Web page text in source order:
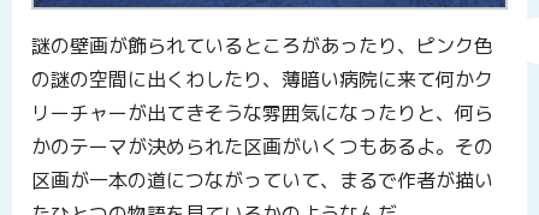
謎の壁画が飾られているところがあったり、ピンク色
の謎の空間に出くわしたり、薄暗い病院に来て何かク
リーチャーが出てきそうな雰囲気になったりと、何ら
かのテーマが決められた区画がいくつもあるよ。その
区画が一本の道につながっていて、まるで作者が描い